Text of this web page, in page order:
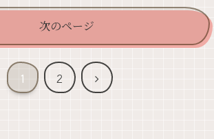
次のページ
1 2
次